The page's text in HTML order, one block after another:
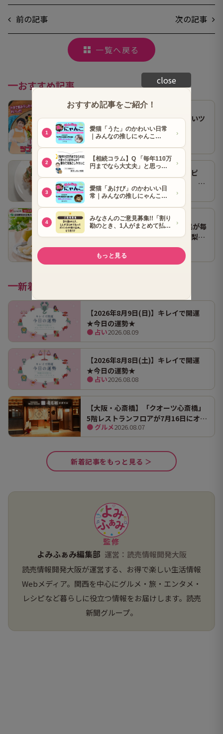
前の記事 次の記事
一覧へ戻る
おすすめ記事
山本ゆりさんのレシピ「止まらないツ
ナトマトサラダ」
● 山本ゆりさん2026.07.29
【作ってみた】山本ゆりさんレシピ
「止まらないツナトマトサラダ」 ホ
ンマにうますぎて止まらん
● グルメ2026.08.07
よみうりショッピング 富山県民が毎
年楽しみに待つブランド梨「呉羽梨
（幸水）」限定100箱を特別販売！
● グルメ2026.07.14
新着記事
【2026年8月9日(日)】キレイで開運
★今日の運勢★
● 占い2026.08.09
【2026年8月8日(土)】キレイで開運
★今日の運勢★
● 占い2026.08.08
【大阪・心斎橋】「クオーツ心斎橋」
5階レストランフロアが7月16日にオー
プン！ 全国初・関西初出店を含む多彩
な9店舗
● グルメ2026.08.07
新着記事をもっと見る ＞
監修
よみふぁみ編集部 運営：読売情報開発大阪
読売情報開発大阪が運営する、お得で楽しい生活情報
Webメディア。関西を中心にグルメ・旅・エンタメ・
レシピなど暮らしに役立つ情報をお届けします。読売
新聞グループ。
close